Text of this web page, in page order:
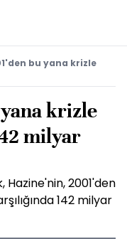
bu yana krizle
krizle
milyar
Hazine'nin, 2001'den
142 milyar